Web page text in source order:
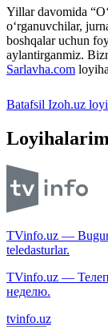
Yillar davomida
o‘rganuvchilar,
boshqalar uchun
aylantirganmiz.
Sarlavha.com
Batafsil Izoh.uz
TVinfo.uz —
teledasturlar.
TVinfo.uz —
неделю.
tvinfo.uz